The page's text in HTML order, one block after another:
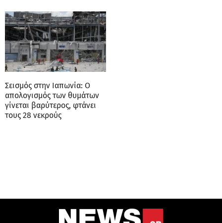
Σεισμός στην Ιαπωνία: Ο
απολογισμός των θυμάτων
γίνεται βαρύτερος, φτάνει
τους 28 νεκρούς